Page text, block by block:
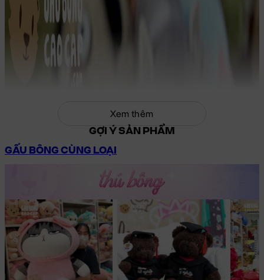
Xem thêm
GỢI Ý SẢN PHẨM
GẤU BÔNG CÙNG LOẠI